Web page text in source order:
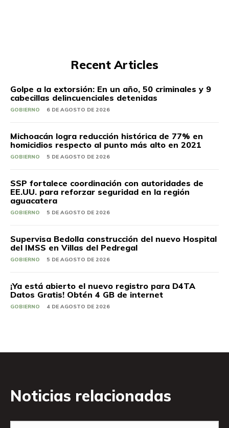
Recent Articles
Golpe a la extorsión: En un año, 50 criminales y 9
cabecillas delincuenciales detenidas
GOBIERNO 6 DE AGOSTO DE 2026
Michoacán logra reducción histórica de 77% en
homicidios respecto al punto más alto en 2021
GOBIERNO 5 DE AGOSTO DE 2026
SSP fortalece coordinación con autoridades de
EE.UU. para reforzar seguridad en la región
aguacatera
GOBIERNO 5 DE AGOSTO DE 2026
Supervisa Bedolla construcción del nuevo Hospital
del IMSS en Villas del Pedregal
GOBIERNO 5 DE AGOSTO DE 2026
¡Ya está abierto el nuevo registro para D4TA
Datos Gratis! Obtén 4 GB de internet
GOBIERNO 4 DE AGOSTO DE 2026
Noticias relacionadas